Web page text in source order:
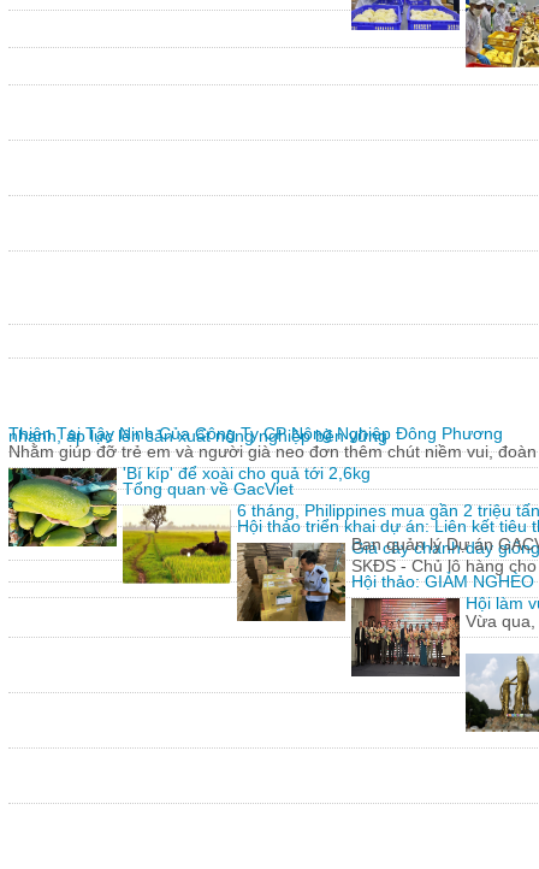
nhanh, áp lực lên sản xuất nông nghiệp bền vững
'Bí kíp' để xoài cho quả tới 2,6kg
6 tháng, Philippines mua gần 2 triệu
Giả cây chanh dây
SKĐS - Chủ lô hàng
Hội làm
Vừa qua,
Thiện Tại Tây Ninh Của Công Ty CP Nông Nghiệp Đông Phương
Nhằm giúp đỡ trẻ em và người già neo đơn thêm chút niềm vui,
Tổng quan về GacViet
Hội thảo triển khai dự án: Liên kết tiêu
Ban quản lý Dự án
Hội thảo: GIẢM